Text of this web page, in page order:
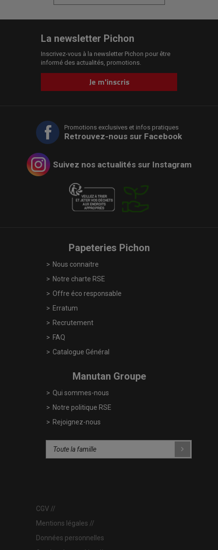
La newsletter Pichon
Inscrivez-vous à la newsletter Pichon pour être
informé des actualités, promotions.
Je m'inscris
Promotions exclusives et infos pratiques
Retrouvez-nous sur Facebook
Suivez nos actualités sur Instagram
Papeteries Pichon
Nous connaitre
Notre charte RSE
Offre éco responsable
Erratum
Recrutement
FAQ
Catalogue Général
Manutan Groupe
Qui sommes-nous
Notre politique RSE
Rejoignez-nous
CGV
Mentions légales
Données personnelles